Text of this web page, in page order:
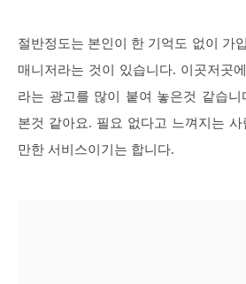
절반정도는 본인이 한 기억도 없이 가
매니저라는 것이 있습니다. 이곳저곳
라는 광고를 많이 붙여 놓은것 같습니
본것 같아요. 필요 없다고 느껴지는
만한 서비스이기는 합니다.